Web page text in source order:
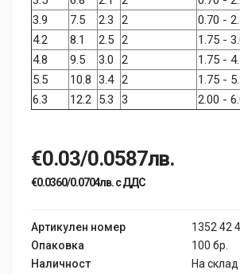
3.9
7.5 2.3 2
0.70 -
4.2
8.1 2.5 2
1.75 -
4.8
9.5 3.0 2
1.75 -
5.5
10.8 3.4 2
1.75 -
6.3
12.2 5.3 3 2.00 -
€0.03/0.0587лв.
€0.0360/0.0704лв. с ДДС
Артикулен номер
1352 42
Опаковка
100 бр.
Наличност
На склад